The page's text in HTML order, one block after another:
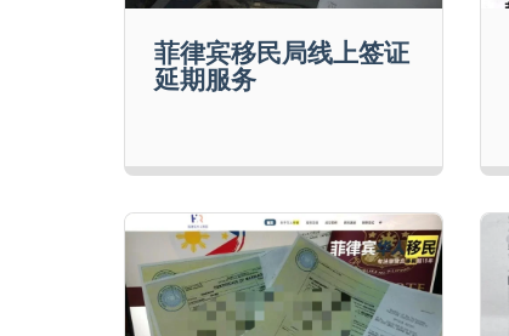
菲律宾移民局线上签证
延期服务